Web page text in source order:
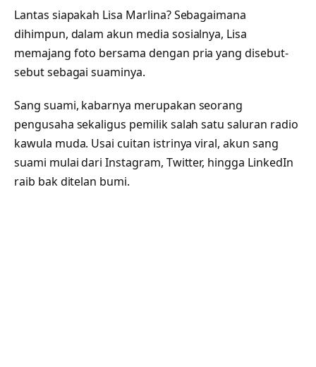
Lantas siapakah Lisa Marlina? Sebagaimana
dihimpun, dalam akun media sosialnya, Lisa
memajang foto bersama dengan pria yang disebut-
sebut sebagai suaminya.
Sang suami, kabarnya merupakan seorang
pengusaha sekaligus pemilik salah satu saluran radio
kawula muda. Usai cuitan istrinya viral, akun sang
suami mulai dari Instagram, Twitter, hingga LinkedIn
raib bak ditelan bumi.